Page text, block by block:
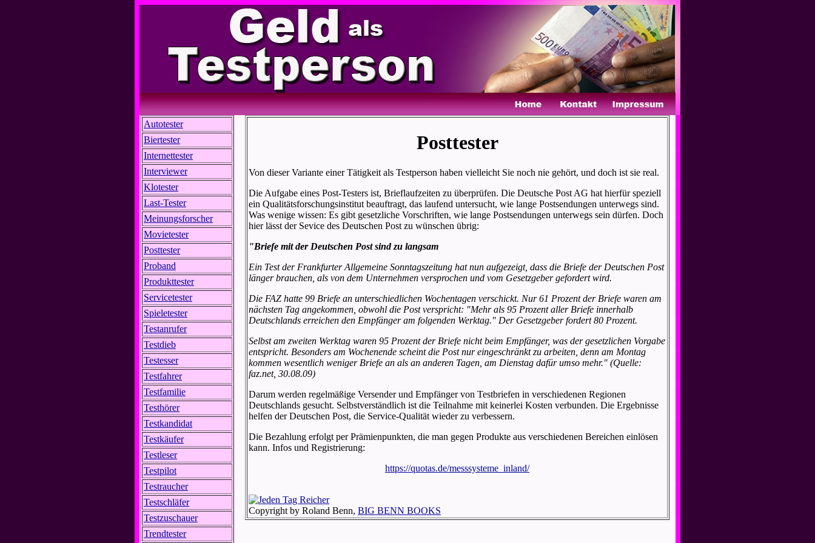
Autotester
Biertester
Internettester
Interviewer
Klotester
Last-Tester
Meinungsforscher
Movietester
Posttester
Proband
Produkttester
Servicetester
Spieletester
Testanrufer
Testdieb
Testesser
Testfahrer
Testfamilie
Testhörer
Testkandidat
Testkäufer
Testleser
Testpilot
Testraucher
Testschläfer
Testzuschauer
Trendtester
Posttester
Von dieser Variante einer Tätigkeit als Testperson haben vielleicht Sie noch nie gehört, und doch ist sie real.
Die Aufgabe eines Post-Testers ist, Brieflaufzeiten zu überprüfen. Die Deutsche Post AG hat hierfür speziell
ein Qualitätsforschungsinstitut beauftragt, das laufend untersucht, wie lange Postsendungen unterwegs sind.
Was wenige wissen: Es gibt gesetzliche Vorschriften, wie lange Postsendungen unterwegs sein dürfen. Doch
hier lässt der Sevice des Deutschen Post zu wünschen übrig:
"Briefe mit der Deutschen Post sind zu langsam
Ein Test der Frankfurter Allgemeine Sonntagszeitung hat nun aufgezeigt, dass die Briefe der Deutschen Post
länger brauchen, als von dem Unternehmen versprochen und vom Gesetzgeber gefordert wird.
Die FAZ hatte 99 Briefe an unterschiedlichen Wochentagen verschickt. Nur 61 Prozent der Briefe waren am
nächsten Tag angekommen, obwohl die Post verspricht: "Mehr als 95 Prozent aller Briefe innerhalb
Deutschlands erreichen den Empfänger am folgenden Werktag." Der Gesetzgeber fordert 80 Prozent.
Selbst am zweiten Werktag waren 95 Prozent der Briefe nicht beim Empfänger, was der gesetzlichen Vorgabe
entspricht. Besonders am Wochenende scheint die Post nur eingeschränkt zu arbeiten, denn am Montag
kommen wesentlich weniger Briefe an als an anderen Tagen, am Dienstag dafür umso mehr." (Quelle:
faz.net, 30.08.09)
Darum werden regelmäßige Versender und Empfänger von Testbriefen in verschiedenen Regionen
Deutschlands gesucht. Selbstverständlich ist die Teilnahme mit keinerlei Kosten verbunden. Die Ergebnisse
helfen der Deutschen Post, die Service-Qualität wieder zu verbessern.
Die Bezahlung erfolgt per Prämienpunkten, die man gegen Produkte aus verschiedenen Bereichen einlösen
kann. Infos und Registrierung:
https://quotas.de/messsysteme_inland/
Copyright by Roland Benn, BIG BENN BOOKS